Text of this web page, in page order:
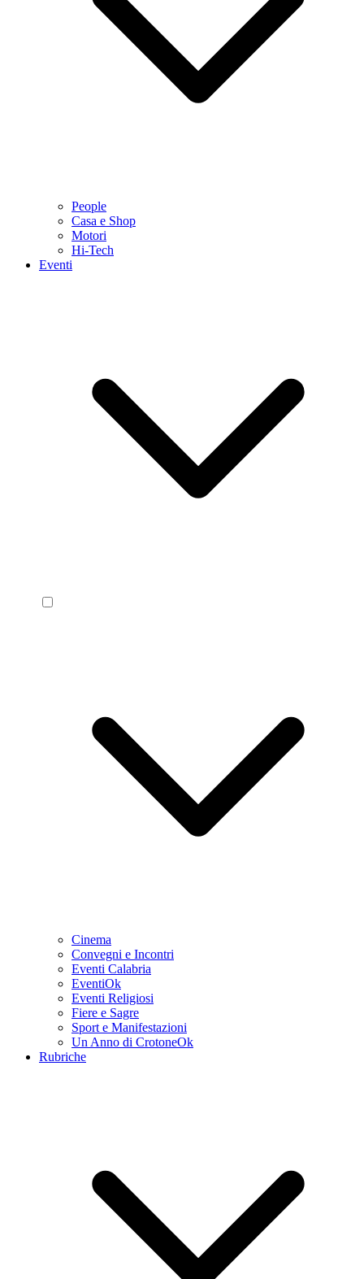
People
Casa e Shop
Motori
Hi-Tech
Eventi
Cinema
Convegni e Incontri
Eventi Calabria
EventiOk
Eventi Religiosi
Fiere e Sagre
Sport e Manifestazioni
Un Anno di CrotoneOk
Rubriche